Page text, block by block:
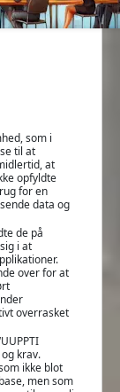
som i
til at
at
opfyldte
for en
data og
de på
i at
over for at
overrasket
krav.
ikke blot
men som